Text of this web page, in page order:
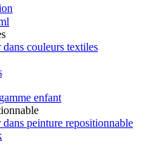
couleurs textiles
enfant
peinture repositionnable